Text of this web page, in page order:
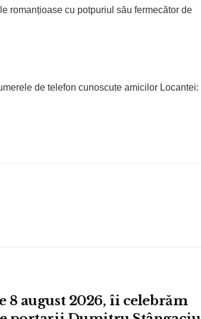
romanțioase cu potpuriul său fermecător de
de telefon cunoscute amicilor Locantei:
8 august 2026, îi celebrăm